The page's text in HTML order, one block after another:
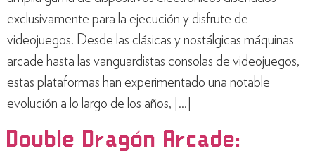
exclusivamente para la ejecución y disfrute de
videojuegos. Desde las clásicas y nostálgicas máquinas
arcade hasta las vanguardistas consolas de videojuegos,
estas plataformas han experimentado una notable
evolución a lo largo de los años, […]
Double Dragón Arcade: